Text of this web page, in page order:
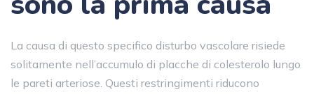
La causa di questo specifico disturbo vascolare risiede
solitamente nell’accumulo di placche di colesterolo lungo
le pareti arteriose. Questi restringimenti riducono